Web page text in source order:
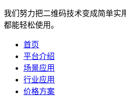
我们努力把二维码技术变成简单实
都能轻松使用。
首页
平台介绍
场景应用
行业应用
价格方案